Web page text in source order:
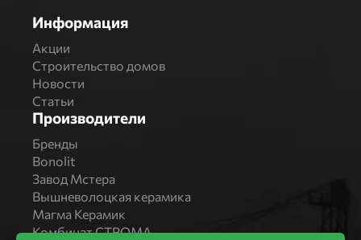
Информация
Акции
Строительство домов
Новости
Статьи
Производители
Бренды
Bonolit
Завод Мстера
Вышневолоцкая керамика
Магма Керамик
Комбинат СТРОМА